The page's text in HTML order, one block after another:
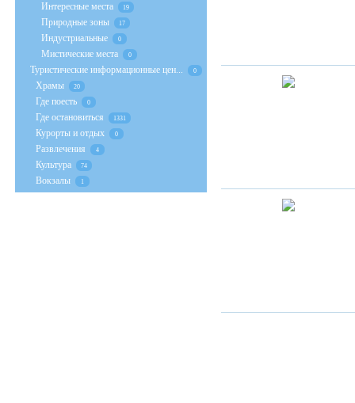
Интересные места 19
Природные зоны 17
Индустриальные 0
Мистические места 0
Туристические информационные цен... 0
Храмы 20
Где поесть 0
Где остановиться 1331
Курорты и отдых 0
Развлечения 4
Культура 74
Вокзалы 1